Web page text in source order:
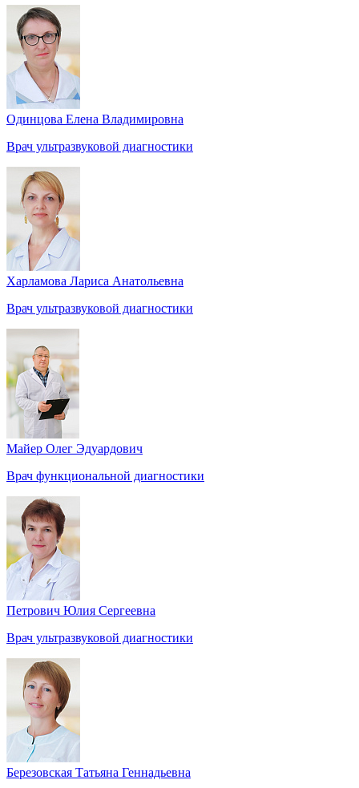
Одинцова Елена Владимировна
Врач ультразвуковой диагностики
Харламова Лариса Анатольевна
Врач ультразвуковой диагностики
Майер Олег Эдуардович
Врач функциональной диагностики
Петрович Юлия Сергеевна
Врач ультразвуковой диагностики
Березовская Татьяна Геннадьевна